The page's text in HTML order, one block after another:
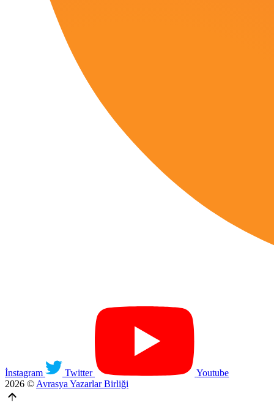
İnstagram Twitter
Youtube
2026 © Avrasya Yazarlar Birliği